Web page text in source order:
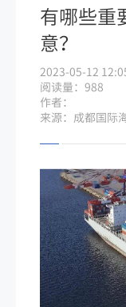
有哪些重
意？
2023-05-12
阅读量：988
作者：
来源：成都国际